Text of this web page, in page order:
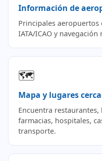
Información de
Principales
IATA/ICAO y navegación
🗺️
Mapa y lugares
Encuentra
farmacias, hospitales,
transporte.